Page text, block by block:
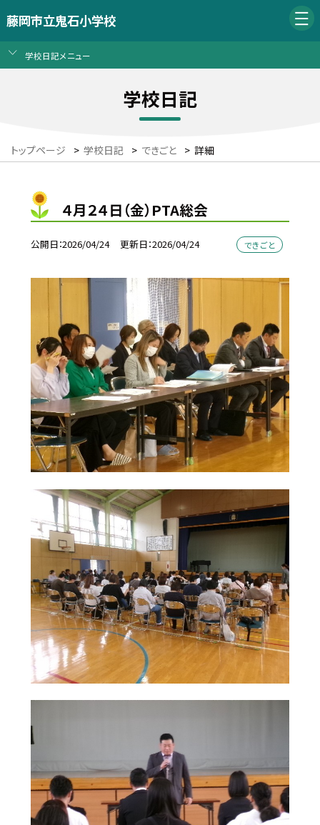
藤岡市立鬼石小学校
学校日記メニュー
学校日記
トップページ > 学校日記 > できごと > 詳細
４月２４日（金）PTA総会
公開日 2026/04/24 更新日 2026/04/24 できごと